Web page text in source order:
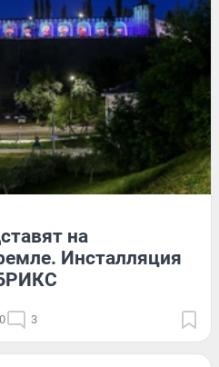
на
Инсталляция
3